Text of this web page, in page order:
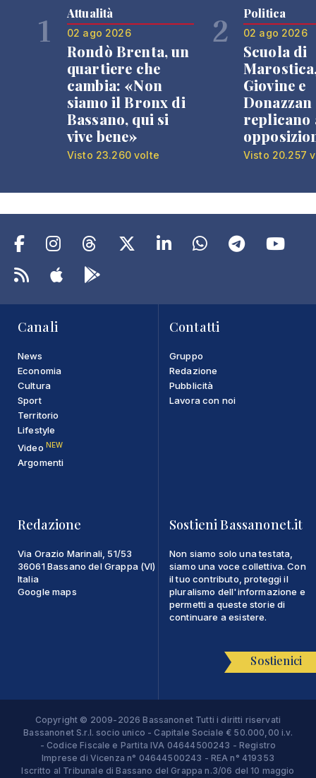
1 Attualità
02 ago 2026
Rondò Brenta, un
quartiere che
cambia: «Non
siamo il Bronx di
Bassano, qui si
vive bene»
Visto 23.260 volte
2 Politica
02 ago 2026
Scuola di
Giovine e
Donazzan
replicano
Visto 20.257
Canali
News
Economia
Cultura
Sport
Territorio
Lifestyle
Video NEW
Argomenti
Contatti
Gruppo
Redazione
Pubblicità
Lavora con noi
Redazione
Via Orazio Marinali, 51/53
36061 Bassano del Grappa (VI)
Italia
Google maps
Sostieni Bassanonet.it
Non siamo solo una testata,
siamo una voce collettiva. Con
il tuo contributo, proteggi il
pluralismo dell'informazione e
permetti a queste storie di
continuare a esistere.
Sostienici
Copyright © 2009-2026 Bassanonet Tutti i diritti riservati
Bassanonet S.r.l. socio unico - Capitale Sociale € 50.000,00 i.v.
- Codice Fiscale e Partita IVA 04644500243 - Registro
Imprese di Vicenza n° 04644500243 - REA n° 419353
Iscritto al Tribunale di Bassano del Grappa n.3/06 del 10 maggio